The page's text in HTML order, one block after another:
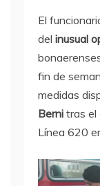
El
del inusual
fin de
medidas
Berni tras el
Línea 620